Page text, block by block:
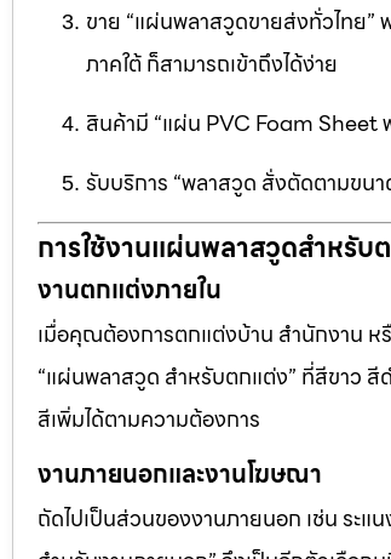
ขาย “แผ่นพลาสวูดขายส่งทั่วไทย
ภาคใต้ ก็สามารถเข้าถึงได้ง่าย
สินค้ามี “แผ่น PVC Foam Sheet
รับบริการ “พลาสวูด สั่งตัดตามขนา
การใช้งานแผ่นพลาสวูดสำหรับ
งานตกแต่งภายใน
เมื่อคุณต้องการตกแต่งบ้าน สำนักงาน ห
“แผ่นพลาสวูด สำหรับตกแต่ง” ที่สีขาว สี
สีเพิ่มได้ตามความต้องการ
งานภายนอกและงานโฆษณา
ถัดไปเป็นส่วนของงานภายนอก เช่น ระ